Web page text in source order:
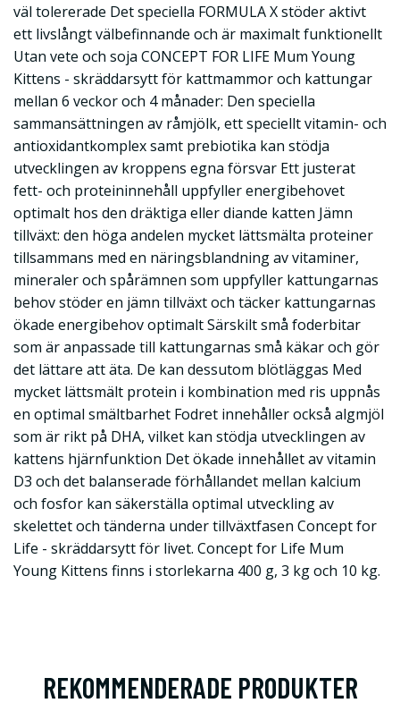
väl tolererade Det speciella FORMULA X stöder aktivt
ett livslångt välbefinnande och är maximalt funktionellt
Utan vete och soja CONCEPT FOR LIFE Mum Young
Kittens - skräddarsytt för kattmammor och kattungar
mellan 6 veckor och 4 månader: Den speciella
sammansättningen av råmjölk, ett speciellt vitamin- och
antioxidantkomplex samt prebiotika kan stödja
utvecklingen av kroppens egna försvar Ett justerat
fett- och proteininnehåll uppfyller energibehovet
optimalt hos den dräktiga eller diande katten Jämn
tillväxt: den höga andelen mycket lättsmälta proteiner
tillsammans med en näringsblandning av vitaminer,
mineraler och spårämnen som uppfyller kattungarnas
behov stöder en jämn tillväxt och täcker kattungarnas
ökade energibehov optimalt Särskilt små foderbitar
som är anpassade till kattungarnas små käkar och gör
det lättare att äta. De kan dessutom blötläggas Med
mycket lättsmält protein i kombination med ris uppnås
en optimal smältbarhet Fodret innehåller också algmjöl
som är rikt på DHA, vilket kan stödja utvecklingen av
kattens hjärnfunktion Det ökade innehållet av vitamin
D3 och det balanserade förhållandet mellan kalcium
och fosfor kan säkerställa optimal utveckling av
skelettet och tänderna under tillväxtfasen Concept for
Life - skräddarsytt för livet. Concept for Life Mum
Young Kittens finns i storlekarna 400 g, 3 kg och 10 kg.
REKOMMENDERADE PRODUKTER